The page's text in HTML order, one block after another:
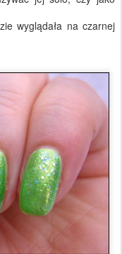
wyglądała na czarnej